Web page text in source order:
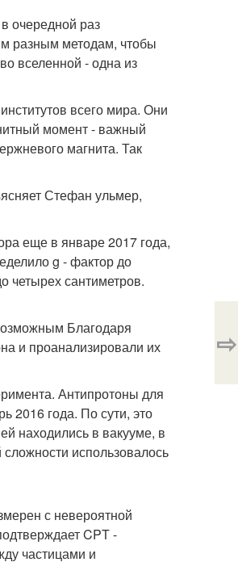
очередной раз
разным методам, чтобы
вселенной - одна из
всего мира. Они
момент - важный
магнита. Так
Стефан ульмер,
еще в январе 2017 года,
g - фактор до
четырех сантиметров.
Благодаря
и проанализировали их
Антипротоны для
2016 года. По сути, это
находились в вакууме, в
использовалось
с невероятной
CPT -
частицами и
⇨